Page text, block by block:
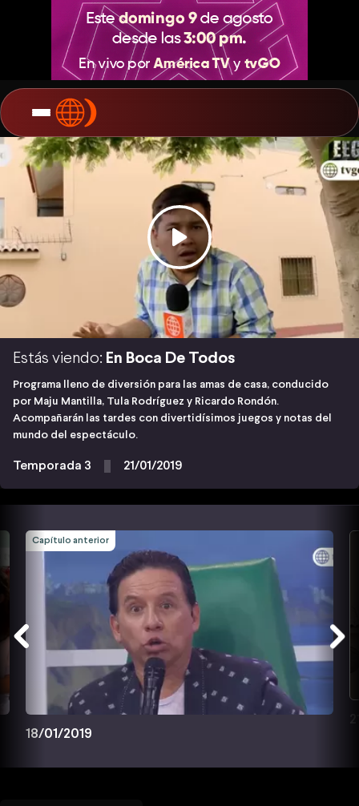
Estás viendo: En Boca De Todos
Programa lleno de diversión para las amas de casa, conducido
por Maju Mantilla, Tula Rodríguez y Ricardo Rondón.
Acompañarán las tardes con divertidísimos juegos y notas del
mundo del espectáculo.
Temporada 3 21/01/2019
Capítulo anterior
18/01/2019